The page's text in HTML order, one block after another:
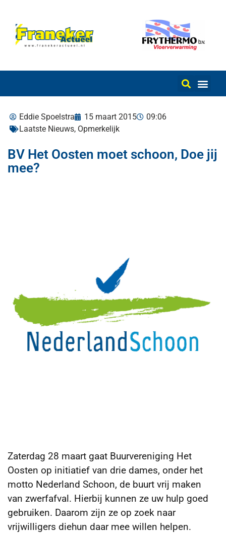
Eddie Spoelstra 15 maart 2015
09:06
Laatste Nieuws, Opmerkelijk
BV Het Oosten moet schoon, Doe jij
mee?
Zaterdag 28 maart gaat Buurvereniging Het
Oosten op initiatief van drie dames, onder het
motto Nederland Schoon, de buurt vrij maken
van zwerfafval. Hierbij kunnen ze uw hulp goed
gebruiken. Daarom zijn ze op zoek naar
vrijwilligers diehun daar mee willen helpen.